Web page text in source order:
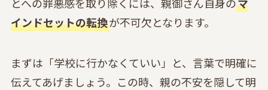
インドセットの転換が不可欠となります。
まずは「学校に行かなくていい」と、言葉で明確に
伝えてあげましょう。この時、親の不安を隠して明